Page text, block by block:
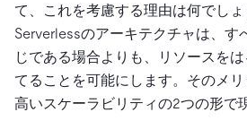
て、これを考慮する理由は何でし
Serverlessのアーキテクチャは、す
じである場合よりも、リソースを
てることを可能にします。そのメ
高いスケーラビリティの2つの形で